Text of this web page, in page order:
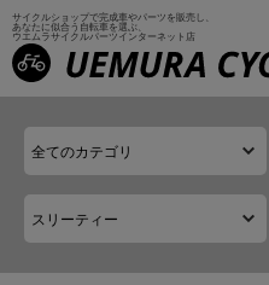
サイクルショップで完成車やパーツを販売し、
あなたに似合う自転車を選ぶ、
ウエムラサイクルパーツインターネット店